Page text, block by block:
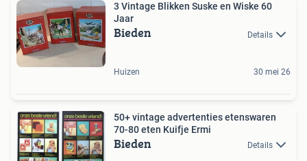
3 Vintage Blikken Suske en Wiske 60
Jaar
Bieden Details
Huizen 30 mei 26
50+ vintage advertenties etenswaren
70-80 eten Kuifje Ermi
Bieden Details